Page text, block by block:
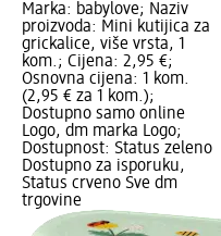
Marka: babylove; Naziv
proizvoda: Mini kutijica za
grickalice, više vrsta, 1
kom.; Cijena: 2,95 €;
Osnovna cijena: 1 kom.
(2,95 € za 1 kom.);
Dostupno samo online
Logo, dm marka Logo;
Dostupnost: Status zeleno
Dostupno za isporuku,
Status crveno Sve dm
trgovine